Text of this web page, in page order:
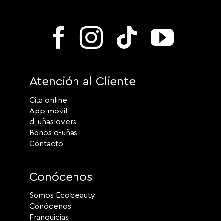
Atención al Cliente
Cita online
App móvil
d_uñaslovers
Bonos d-uñas
Contacto
Conócenos
Somos Ecobeauty
Conócenos
Franquicias